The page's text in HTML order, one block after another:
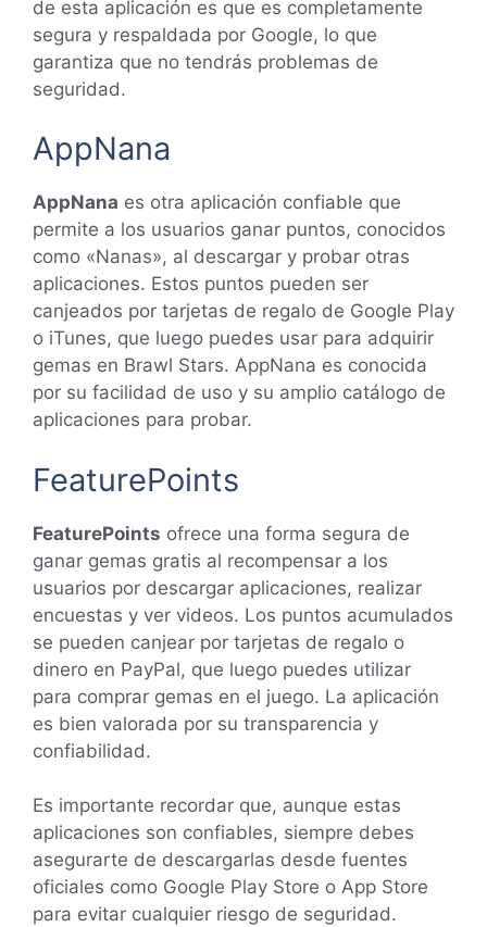
de esta aplicación es que es completamente
segura y respaldada por Google, lo que
garantiza que no tendrás problemas de
seguridad.
AppNana
AppNana es otra aplicación confiable que
permite a los usuarios ganar puntos, conocidos
como «Nanas», al descargar y probar otras
aplicaciones. Estos puntos pueden ser
canjeados por tarjetas de regalo de Google Play
o iTunes, que luego puedes usar para adquirir
gemas en Brawl Stars. AppNana es conocida
por su facilidad de uso y su amplio catálogo de
aplicaciones para probar.
FeaturePoints
FeaturePoints ofrece una forma segura de
ganar gemas gratis al recompensar a los
usuarios por descargar aplicaciones, realizar
encuestas y ver videos. Los puntos acumulados
se pueden canjear por tarjetas de regalo o
dinero en PayPal, que luego puedes utilizar
para comprar gemas en el juego. La aplicación
es bien valorada por su transparencia y
confiabilidad.
Es importante recordar que, aunque estas
aplicaciones son confiables, siempre debes
asegurarte de descargarlas desde fuentes
oficiales como Google Play Store o App Store
para evitar cualquier riesgo de seguridad.